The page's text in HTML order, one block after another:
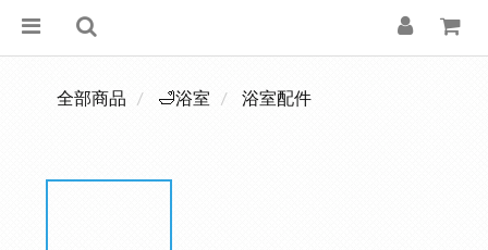
全部商品 🛁浴室 浴室配件